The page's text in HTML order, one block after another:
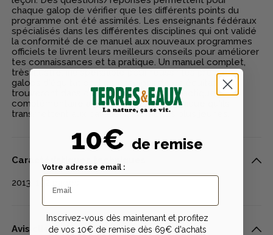
chaque galop de vérifier que les différents points du
programme ont été assimilés. Les enseignants fédéraux
spécialisés dans les différentes disciplines qui ont validé
la conformité de ce manuel aux nouveaux programmes
officiels te livrent leurs meilleurs conseils pour améliorer
tes connaissances et ta pratique. Un manuel complet,
très illustré, indispensable pour réussir les premiers
galops d'équitation. Les enseignants en équitation
trouveront dans ce manuel un appui didactique
complémentaire à la formation pédagogique qu'ils
transmettent aux cavaliers, même les plus jeunes.
Caractéristiques techniques
2013. 192 pages.
Avis clients
10€ de remise
Votre adresse email :
Inscrivez-vous dès maintenant et profitez
de vos 10€ de remise dès 69€ d'achats